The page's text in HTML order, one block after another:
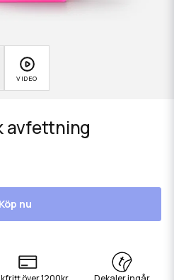
avfettning
Köp nu